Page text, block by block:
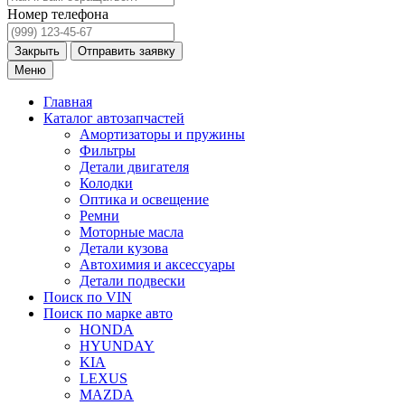
Номер телефона
Закрыть
Меню
Главная
Каталог автозапчастей
Амортизаторы и пружины
Фильтры
Детали двигателя
Колодки
Оптика и освещение
Ремни
Моторные масла
Детали кузова
Автохимия и аксессуары
Детали подвески
Поиск по VIN
Поиск по марке авто
HONDA
HYUNDAY
KIA
LEXUS
MAZDA